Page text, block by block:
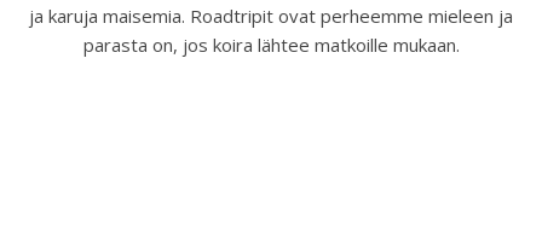
ja karuja maisemia. Roadtripit ovat perheemme mieleen ja
parasta on, jos koira lähtee matkoille mukaan.